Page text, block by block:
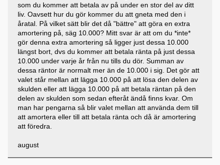
som du kommer att betala av på under en stor del av ditt
liv. Oavsett hur du gör kommer du att gneta med den i
åratal. På vilket sätt blir det då "bättre" att göra en extra
amortering på, säg 10.000? Mitt svar är att om du *inte*
gör denna extra amortering så ligger just dessa 10.000
längst bort, dvs du kommer att betala ränta på just dessa
10.000 under varje år från nu tills du dör. Summan av
dessa räntor är normalt mer än de 10.000 i sig. Det gör att
valet står mellan att lägga 10.000 på att lösa den delen av
skulden eller att lägga 10.000 på att betala räntan på den
delen av skulden som sedan efteråt ändå finns kvar. Om
man har pengarna så blir valet mellan att använda dem till
att amortera eller till att betala ränta och då är amortering
att föredra.
august